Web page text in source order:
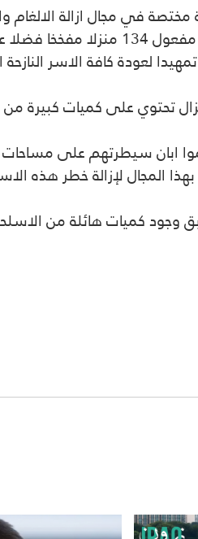
في مجال ازالة
قضاء راوه غربي الانبار ،
لعودة كافة الاسر
تحتوي على كميات كبيرة
ابان سيطرتهم على مساحات
بهذا المجال لإزالة خطر هذه
كميات هائلة من